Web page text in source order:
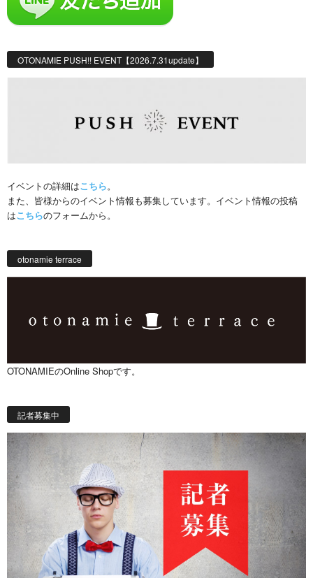
OTONAMIE PUSH!! EVENT【2026.7.31update】
イベントの詳細はこちら。
また、皆様からのイベント情報も募集しています。イベント情報の投稿
はこちらのフォームから。
otonamie terrace
OTONAMIEのOnline Shopです。
記者募集中